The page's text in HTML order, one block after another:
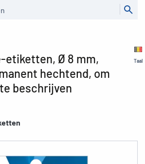
Taal
etiketten, Ø 8 mm,
hechtend, om
beschrijven